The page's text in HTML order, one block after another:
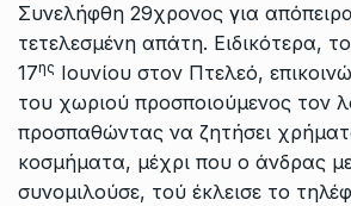
Συνελήφθη 29χρονος για
τετελεσμένη απάτη. Ειδικότερα,
17ης Ιουνίου στον Πτελεό,
του χωριού προσποιούμενος τον
προσπαθώντας να ζητήσει
κοσμήματα, μέχρι που ο άνδρας
συνομιλούσε, τού έκλεισε το